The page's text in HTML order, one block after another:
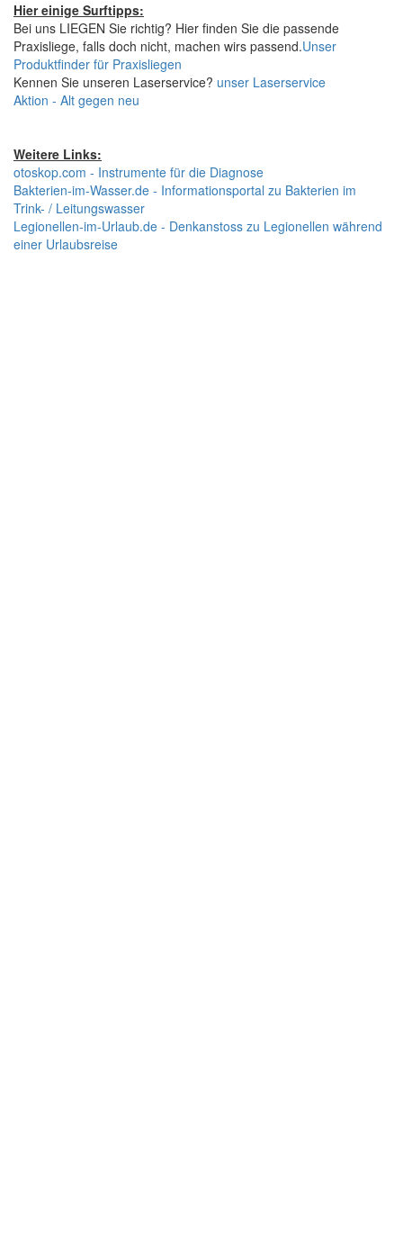
Hier einige Surftipps:
Bei uns LIEGEN Sie richtig? Hier finden Sie die passende
Praxisliege, falls doch nicht, machen wirs passend.Unser
Produktfinder für Praxisliegen
Kennen Sie unseren Laserservice? unser Laserservice
Aktion - Alt gegen neu
Weitere Links:
otoskop.com - Instrumente für die Diagnose
Bakterien-im-Wasser.de - Informationsportal zu Bakterien im
Trink- / Leitungswasser
Legionellen-im-Urlaub.de - Denkanstoss zu Legionellen während
einer Urlaubsreise